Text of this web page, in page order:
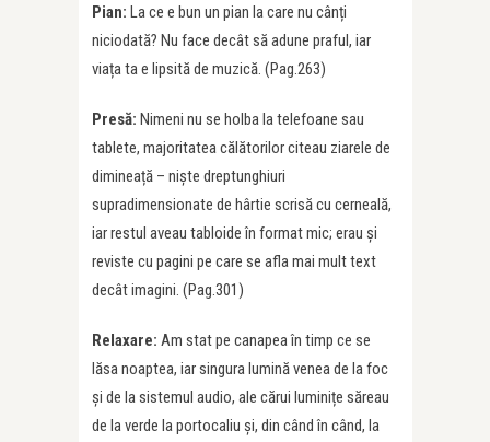
Pian: La ce e bun un pian la care nu cânți
niciodată? Nu face decât să adune praful, iar
viața ta e lipsită de muzică. (Pag.263)
Presă: Nimeni nu se holba la telefoane sau
tablete, majoritatea călătorilor citeau ziarele de
dimineață – niște dreptunghiuri
supradimensionate de hârtie scrisă cu cerneală,
iar restul aveau tabloide în format mic; erau și
reviste cu pagini pe care se afla mai mult text
decât imagini. (Pag.301)
Relaxare: Am stat pe canapea în timp ce se
lăsa noaptea, iar singura lumină venea de la foc
și de la sistemul audio, ale cărui luminițe săreau
de la verde la portocaliu și, din când în când, la